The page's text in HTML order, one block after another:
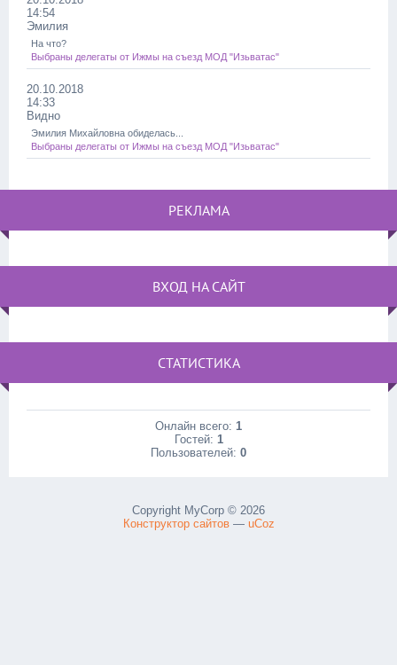
14:54
Эмилия
На что?
Выбраны делегаты от Ижмы на съезд МОД "Изьватас"
20.10.2018
14:33
Видно
Эмилия Михайловна обиделась...
Выбраны делегаты от Ижмы на съезд МОД "Изьватас"
РЕКЛАМА
ВХОД НА САЙТ
СТАТИСТИКА
Онлайн всего: 1
Гостей: 1
Пользователей: 0
Copyright MyCorp © 2026
Конструктор сайтов— uCoz